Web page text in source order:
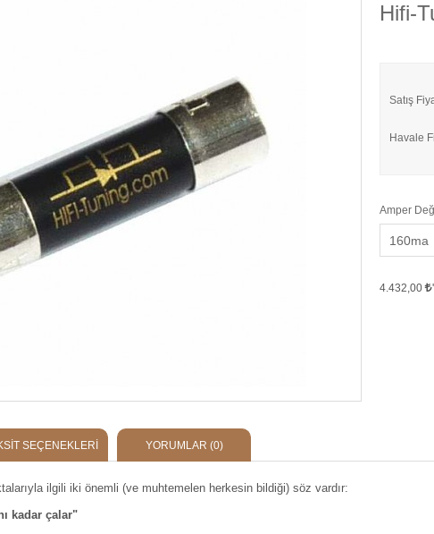
Hifi-
Satış
Havale
Amper
4.432,00
SEÇENEKLERI YORUMLAR (0)
ilgili iki önemli (ve muhtemelen herkesin bildiği) söz vardır:
kadar çalar"